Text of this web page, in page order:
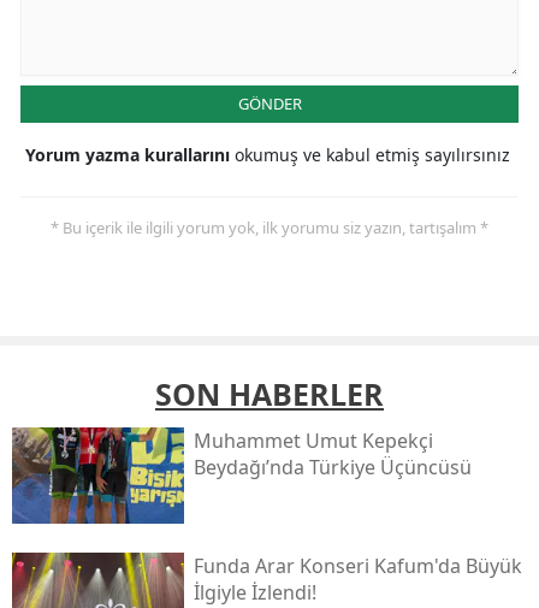
GÖNDER
Yorum yazma kurallarını okumuş ve kabul etmiş sayılırsınız
* Bu içerik ile ilgili yorum yok, ilk yorumu siz yazın, tartışalım *
SON HABERLER
Muhammet Umut Kepekçi
Beydağı’nda Türkiye Üçüncüsü
Funda Arar Konseri Kafum'da Büyük
İlgiyle İzlendi!